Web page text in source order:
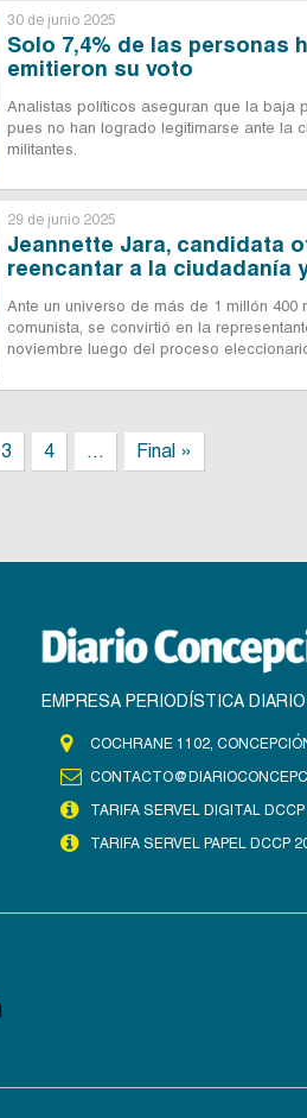
30 de junio 2025
Solo 7,4% de las personas
emitieron su voto
Analistas políticos aseguran que la baja
pues no han logrado legitimarse ante la
militantes.
29 de junio 2025
Jeannette Jara, candidata
reencantar a la ciudadanía
Ante un universo de más de 1 millón
comunista, se convirtió en la
noviembre luego del proceso
3 4 ... Final »
EMPRESA PERIODÍSTICA
COCHRANE 1102,
TARIFA SERVEL DIGITAL DCCP
TARIFA SERVEL PAPEL DCCP